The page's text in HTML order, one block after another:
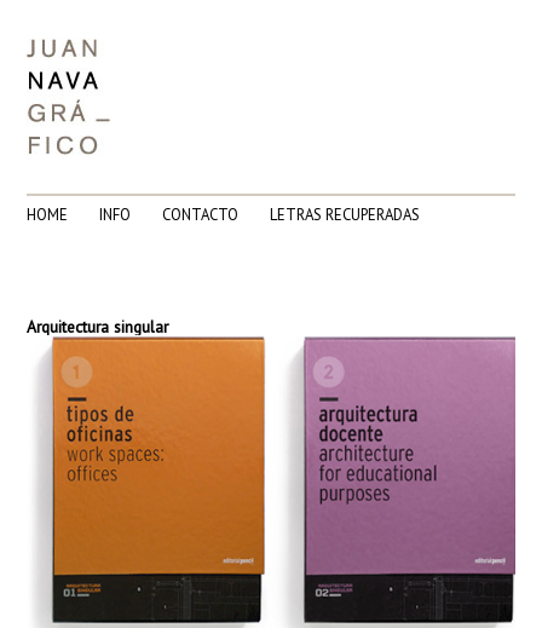
HOME INFO CONTACTO LETRAS RECUPERADAS
Arquitectura singular